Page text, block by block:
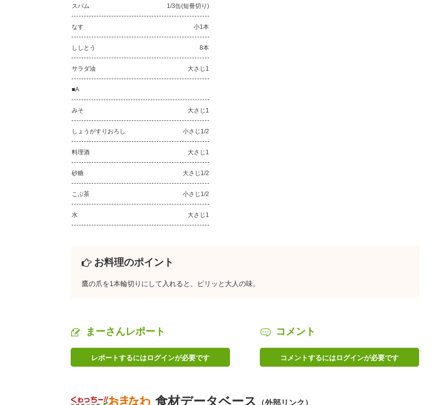
スパム 1/3缶(短冊切り)
なす 小1本
ししとう 8本
サラダ油 大さじ1
■A
みそ 大さじ1
しょうがすりおろし 小さじ1/2
料理酒 大さじ1
砂糖 大さじ1/2
こぶ茶 小さじ1/2
水 大さじ1
お料理のポイント
鷹の爪を1本輪切りにして入れると、ピリッと大人の味。
まーさんレポート
レポートするにはログインが必要です
コメント
コメントするにはログインが必要です
食材データベース （外部リンク）